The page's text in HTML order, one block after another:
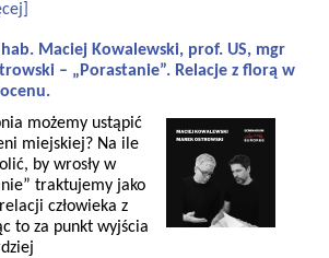
Maciej Kowalewski, prof. US, mgr
– „Porastanie”. Relacje z florą w
możemy ustąpić
miejskiej? Na ile
by wrosły w
traktujemy jako
człowieka z
to za punkt wyjścia